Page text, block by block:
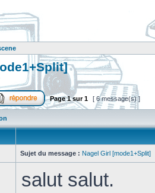
Page1sur1 [ 6 message(s) ]
Sujet du message : Nagel Girl [mode1+Split]
salut salut.